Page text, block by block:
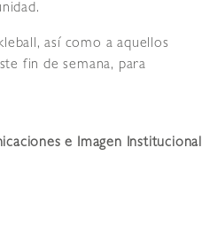
así como a aquellos
fin de semana, para
e Imagen Institucional